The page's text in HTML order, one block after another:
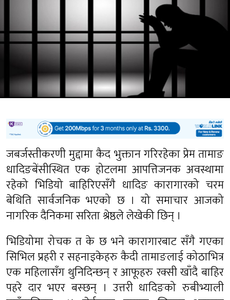
जबर्जस्तीकरणी मुद्दामा कैद भुक्तान गरिरहेका प्रेम तामाङ
धादिङबेंसीस्थित एक होटलमा आपत्तिजनक अवस्थामा
रहेको भिडियो बाहिरिएसँगै धादिङ कारागारको चरम
बेथिति सार्वजनिक भएको छ । यो समाचार आजको
नागरिक दैनिकमा सरिता श्रेष्ठले लेखेकी छिन् ।
भिडियोमा रोचक त के छ भने कारागारबाट सँगै गएका
सिभिल प्रहरी र सहनाइकेहरु कैदी तामाङलाई कोठाभित्र
एक महिलासँग थुनिदिन्छन् र आफूहरु रक्सी खाँदै बाहिर
पहरे दार भएर बस्छन् । उत्तरी धादिङको रुबीभ्याली